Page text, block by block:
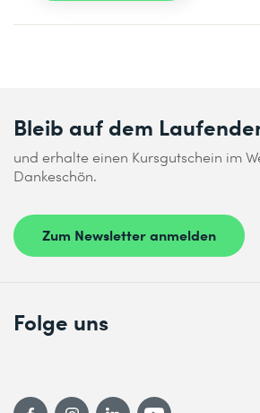
Bleib auf dem
und erhalte einen Kursgutschein im
Dankeschön.
Zum Newsletter anmelden
Folge uns